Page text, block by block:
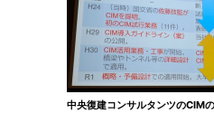
中央復建コンサルタンツのCIM